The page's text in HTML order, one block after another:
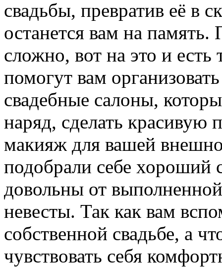
свадьбы, превратив её в
останется вам на память.
сложно, вот на это и
помогут вам
свадебные салоны,
наряд, сделать красивую
макияж для вашей
подобрали себе хороший
довольны от
невесты. Так как вам
собственной свадьбе, а
чувствовать себя